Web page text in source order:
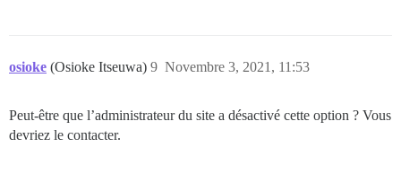
osioke (Osioke Itseuwa) Novembre 3, 2021, 11:53
9
Peut-être que l’administrateur du site a désactivé cette option ? Vous
devriez le contacter.